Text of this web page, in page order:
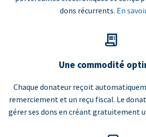
dons récurrents. En
Une commodité
Chaque donateur reçoit
remerciement et un reçu fiscal. Le
gérer ses dons en créant gratuitement